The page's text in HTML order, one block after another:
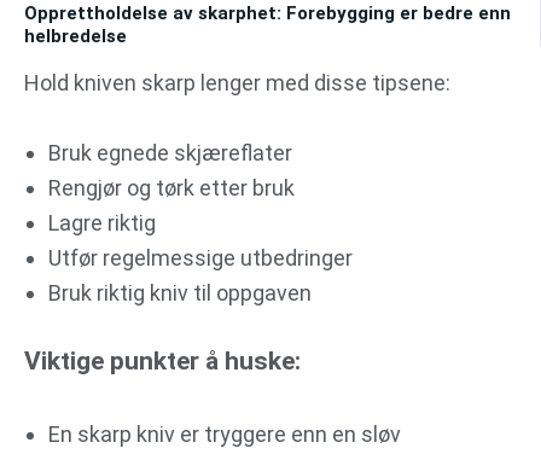
Opprettholdelse av skarphet: Forebygging er bedre enn
helbredelse
Hold kniven skarp lenger med disse tipsene:
Bruk egnede skjæreflater
Rengjør og tørk etter bruk
Lagre riktig
Utfør regelmessige utbedringer
Bruk riktig kniv til oppgaven
Viktige punkter å huske:
En skarp kniv er tryggere enn en sløv